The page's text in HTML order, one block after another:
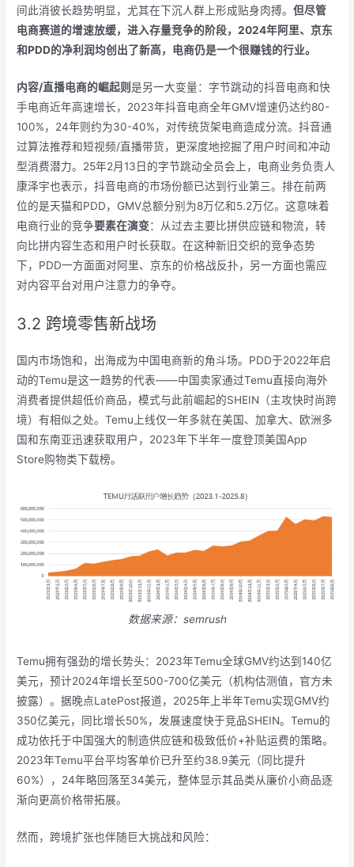
间此消彼长趋势明显，尤其在下沉人群上形成贴身肉搏。但尽管
电商赛道的增速放缓，进入存量竞争的阶段，2024年阿里、京东
和PDD的净利润均创出了新高，电商仍是一个很赚钱的行业。
内容/直播电商的崛起则是另一大变量：字节跳动的抖音电商和快
手电商近年高速增长，2023年抖音电商全年GMV增速仍达约80-
100%，24年则约为30-40%，对传统货架电商造成分流。抖音通
过算法推荐和短视频/直播带货，更深度地挖掘了用户时间和冲动
型消费潜力。25年2月13日的字节跳动全员会上，电商业务负责人
康泽宇也表示，抖音电商的市场份额已达到行业第三。排在前两
位的是天猫和PDD，GMV总额分别为8万亿和5.2万亿。这意味着
电商行业的竞争要素在演变：从过去主要比拼供应链和物流，转
向比拼内容生态和用户时长获取。在这种新旧交织的竞争态势
下，PDD一方面面对阿里、京东的价格战反扑，另一方面也需应
对内容平台对用户注意力的争夺。
3.2 跨境零售新战场
国内市场饱和，出海成为中国电商新的角斗场。PDD于2022年启
动的Temu是这一趋势的代表——中国卖家通过Temu直接向海外
消费者提供超低价商品，模式与此前崛起的SHEIN（主攻快时尚跨
境）有相似之处。Temu上线仅一年多就在美国、加拿大、欧洲多
国和东南亚迅速获取用户，2023年下半年一度登顶美国App
Store购物类下载榜。
数据来源：semrush
Temu拥有强劲的增长势头：2023年Temu全球GMV约达到140亿
美元，预计2024年增长至500-700亿美元（机构估测值，官方未
披露）。据晚点LatePost报道，2025年上半年Temu实现GMV约
350亿美元，同比增长50%，发展速度快于竞品SHEIN。Temu的
成功依托于中国强大的制造供应链和极致低价+补贴运费的策略。
2023年Temu平台平均客单价已升至约38.9美元（同比提升
60%），24年略回落至34美元，整体显示其品类从廉价小商品逐
渐向更高价格带拓展。
然而，跨境扩张也伴随巨大挑战和风险：